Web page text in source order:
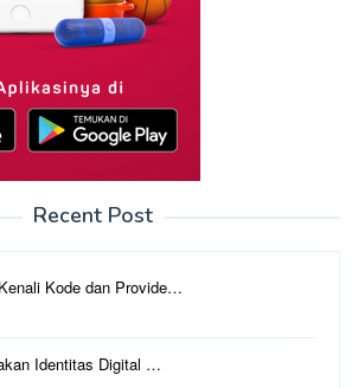
Recent Post
Kode dan Provide…
Identitas Digital …